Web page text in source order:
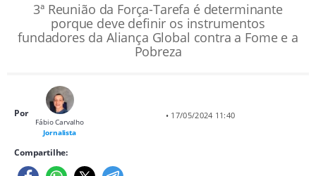
3ª Reunião da Força-Tarefa é determinante
porque deve definir os instrumentos
fundadores da Aliança Global contra a Fome e a
Pobreza
Por
Fábio Carvalho
Jornalista
• 17/05/2024 11:40
Compartilhe: